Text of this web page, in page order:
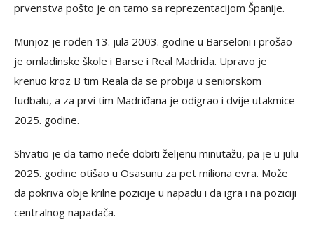
prvenstva pošto je on tamo sa reprezentacijom Španije.
Munjoz je rođen 13. jula 2003. godine u Barseloni i prošao
je omladinske škole i Barse i Real Madrida. Upravo je
krenuo kroz B tim Reala da se probija u seniorskom
fudbalu, a za prvi tim Madriđana je odigrao i dvije utakmice
2025. godine.
Shvatio je da tamo neće dobiti željenu minutažu, pa je u julu
2025. godine otišao u Osasunu za pet miliona evra. Može
da pokriva obje krilne pozicije u napadu i da igra i na poziciji
centralnog napadača.